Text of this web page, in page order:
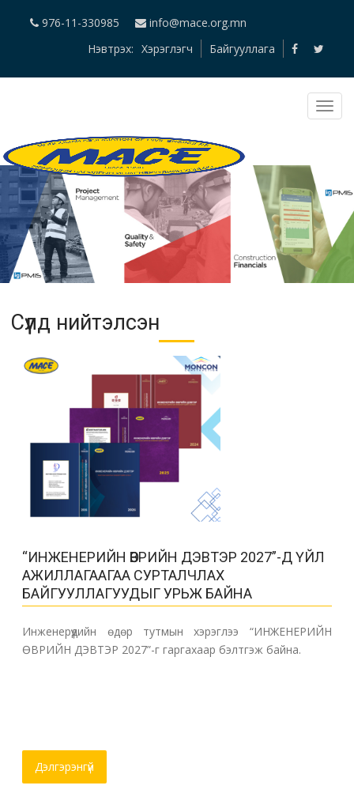
976-11-330985
info@mace.org.mn
Нэвтрэх: Хэрэглэгч Байгууллага
PMIS
Сүүлд нийтэлсэн
“ИНЖЕНЕРИЙН ӨВРИЙН ДЭВТЭР 2027”-Д ҮЙЛ
АЖИЛЛАГААГАА СУРТАЛЧЛАХ
БАЙГУУЛЛАГУУДЫГ УРЬЖ БАЙНА
Инженерүүдийн өдөр тутмын хэрэглээ “ИНЖЕНЕРИЙН
ӨВРИЙН ДЭВТЭР 2027”-г гаргахаар бэлтгэж байна.
Дэлгэрэнгүй